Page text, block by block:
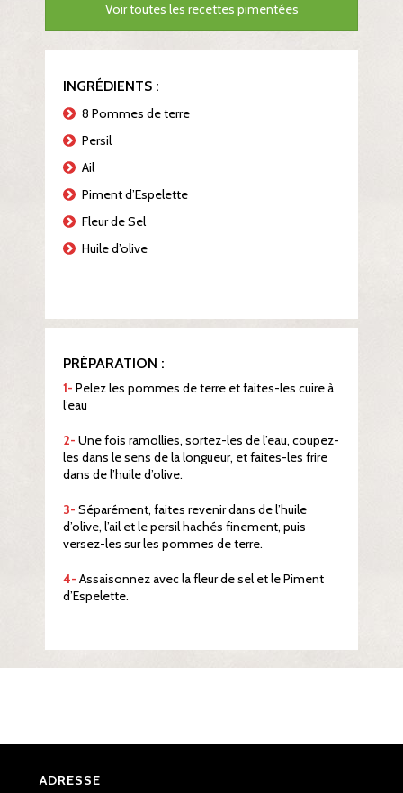
Voir toutes les recettes pimentées
INGRÉDIENTS :
8 Pommes de terre
Persil
Ail
Piment d’Espelette
Fleur de Sel
Huile d’olive
PRÉPARATION :
1- Pelez les pommes de terre et faites-les cuire à
l’eau
2- Une fois ramollies, sortez-les de l’eau, coupez-
les dans le sens de la longueur, et faites-les frire
dans de l’huile d’olive.
3- Séparément, faites revenir dans de l’huile
d’olive, l’ail et le persil hachés finement, puis
versez-les sur les pommes de terre.
4- Assaisonnez avec la fleur de sel et le Piment
d’Espelette.
ADRESSE